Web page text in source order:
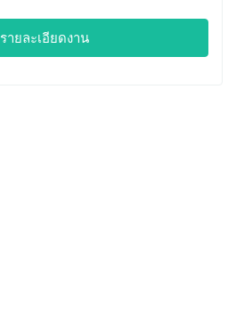
รายละเอียดงาน